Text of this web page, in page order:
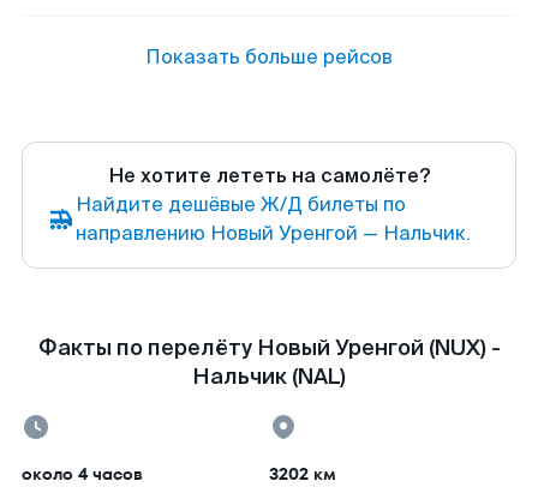
Показать больше рейсов
Не хотите лететь на самолёте?
Найдите дешёвые Ж/Д билеты по
направлению Новый Уренгой — Нальчик.
Факты по перелёту Новый Уренгой (NUX) -
Нальчик (NAL)
около 4 часов 3202 км